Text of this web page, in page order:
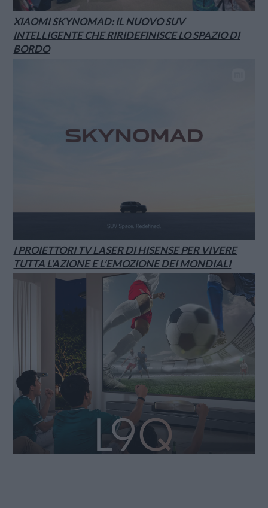
XIAOMI SKYNOMAD: IL NUOVO SUV
INTELLIGENTE CHE RIRIDEFINISCE LO SPAZIO DI
BORDO
I PROIETTORI TV LASER DI HISENSE PER VIVERE
TUTTA L’AZIONE E L’EMOZIONE DEI MONDIALI